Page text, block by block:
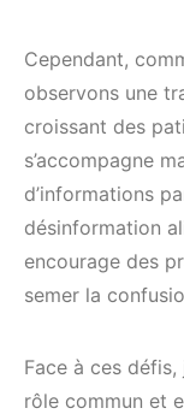
Cependant,
observons une
croissant des
s’accompagne
d’informations
désinformation
encourage des
semer la
Face à ces
rôle commun et